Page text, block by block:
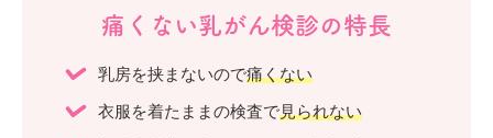
痛くない乳がん検診の特長
乳房を挟まないので痛くない
衣服を着たままの検査で見られない